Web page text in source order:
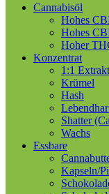
Cannabisöl
Hohes
Hohes
Hoher
Konzentrat
1:1
Krümel
Hash
Shatter
Wachs
Essbare
Kapseln/